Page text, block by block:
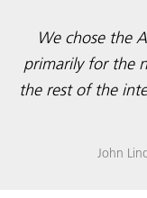
"We chose the
primarily for the
the rest of the
John